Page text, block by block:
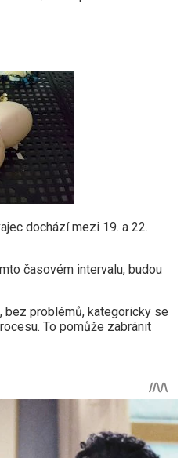
dochází mezi 19. a 22.
časovém intervalu, budou
bez problémů, kategoricky se
To pomůže zabránit